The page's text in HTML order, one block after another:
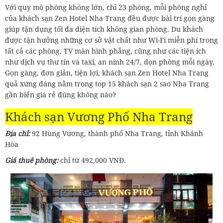
Với quy mô phòng không lớn, chỉ 23 phòng, mỗi phòng nghỉ
của khách sạn Zen Hotel Nha Trang đều được bài trí gọn gàng
giúp tận dụng tối đa diện tích không gian phòng. Du khách
được tận hưởng những cơ sở vật chất như Wi-Fi miễn phí trong
tất cả các phòng, TV màn hình phẳng, cũng như các tiện ích
như dịch vụ thư tín và taxi, an ninh 24/7, dọn phòng mỗi ngày.
Gọn gàng, đơn giản, tiện lợi, khách sạn Zen Hotel Nha Trang
quả xứng đáng nằm trong top 15 khách sạn 2 sao Nha Trang
gần biển giá rẻ đúng không nào?
Khách sạn Vương Phố Nha Trang
Địa chỉ:92 Hùng Vương, thành phố Nha Trang, tỉnh Khánh
Hòa
Giá thuê phòng:chỉ từ 492,000 VNĐ.